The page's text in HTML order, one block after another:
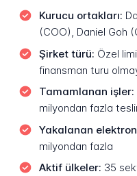
Kurucu ortakları:
(COO), Daniel Goh
Şirket türü: Özel
finansman turu
Tamamlanan işler:
milyondan fazla
Yakalanan
milyondan fazla
Aktif ülkeler: 35